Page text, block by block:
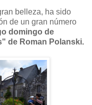
belleza, ha sido
de un gran número
domingo de
de Roman Polanski.